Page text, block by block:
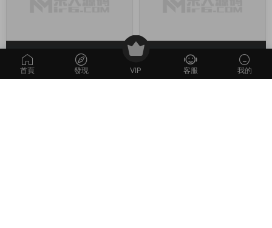
Z-醉西遊
端遊服務端
原創
典藏MMORPG端遊
【醉西遊本地端】Win一鍵
Q-青雲戰歌
唯美3D仙俠端遊【雲
中歌之青雲戰歌3D本地端】
首頁 發現 VIP 客服 我的